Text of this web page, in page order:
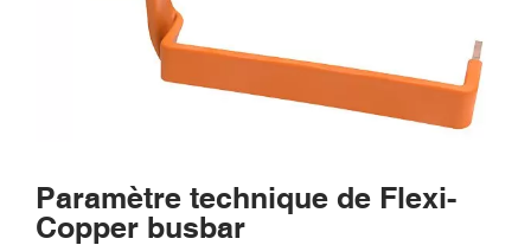
Paramètre technique de Flexi-
Copper busbar